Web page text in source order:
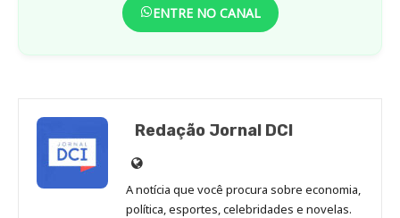
ENTRE NO CANAL
Redação Jornal DCI
Site
de
Redação
A notícia que você procura sobre economia,
política, esportes, celebridades e novelas.